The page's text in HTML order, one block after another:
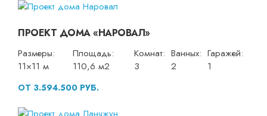
ПРОЕКТ ДОМА «НАРОВАЛ»
Размеры:
11×11 м
Площадь:
110,6 м2
Комнат:
3
Ванных:
2
Гаражей:
1
ОТ 3.594.500 РУБ.